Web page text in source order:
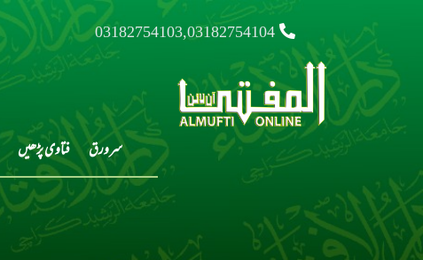
03182754103,03182754104
سرورق فتاوی پڑھیں